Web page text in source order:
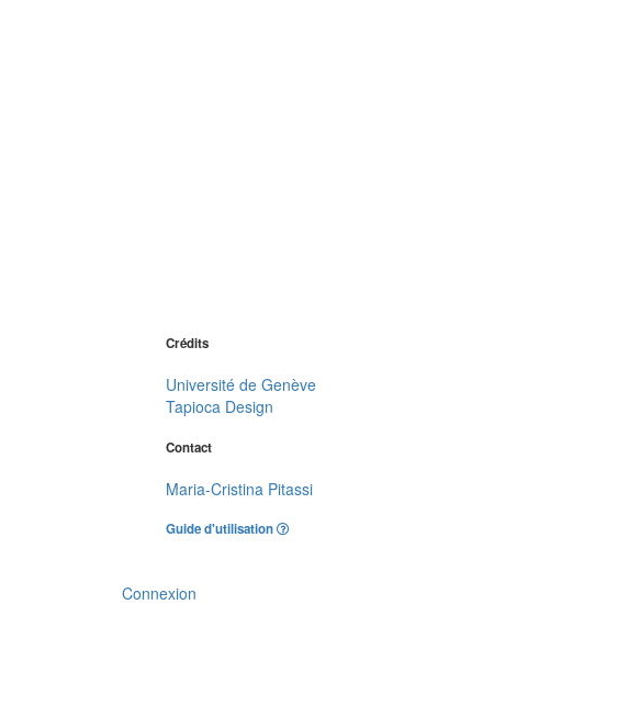
Crédits
Université de Genève
Tapioca Design
Contact
Maria-Cristina Pitassi
Guide d'utilisation
Connexion